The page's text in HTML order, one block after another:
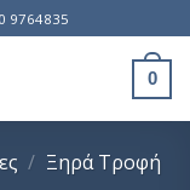
9764835
0
/ Ξηρά Τροφή